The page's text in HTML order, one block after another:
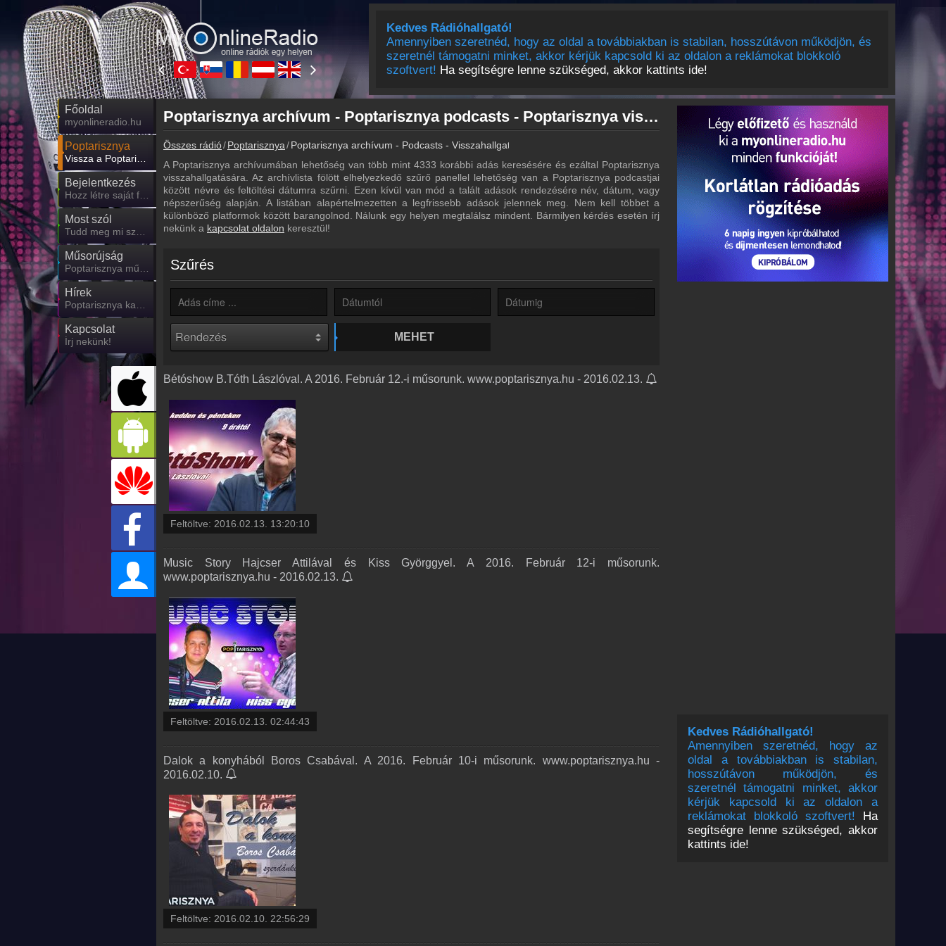
Kedves Rádióhallgató!
Amennyiben szeretnéd, hogy az oldal a továbbiakban is stabilan, hosszútávon működjön, és
szeretnél támogatni minket, akkor kérjük kapcsold ki az oldalon a reklámokat blokkoló
szoftvert! Ha segítségre lenne szükséged, akkor kattints ide!
Főoldal
myonlineradio.hu
Poptarisznya
Bejelentkezés
Most szól
Műsorújság
Hírek
Kapcsolat
Írj nekünk!
Kedves Rádióhallgató!
Amennyiben szeretnéd, hogy az
oldal a továbbiakban is stabilan,
hosszútávon működjön, és
szeretnél támogatni minket, akkor
kérjük kapcsold ki az oldalon a
reklámokat blokkoló szoftvert! Ha
segítségre lenne szükséged, akkor
kattints ide!
Poptarisznya archívum - Poptarisznya podcasts - Poptarisznya visszahallgatás
Összes rádió Poptarisznya
Poptarisznya archívum - Podcasts - Visszahallgatás
A Poptarisznya archívumában lehetőség van több mint 4333 korábbi adás keresésére és ezáltal Poptarisznya
visszahallgatására. Az archívlista fölött elhelyezkedő szűrő panellel lehetőség van a Poptarisznya podcastjai
között névre és feltöltési dátumra szűrni. Ezen kívül van mód a talált adások rendezésére név, dátum, vagy
népszerűség alapján. A listában alapértelmezetten a legfrissebb adások jelennek meg. Nem kell többet a
különböző platformok között barangolnod. Nálunk egy helyen megtalálsz mindent. Bármilyen kérdés esetén írj
nekünk a kapcsolat oldalon keresztül!
Szűrés
MEHET
Bétóshow B.Tóth Lászlóval. A 2016. Február 12.-i műsorunk. www.poptarisznya.hu - 2016.02.13.
Feltöltve: 2016.02.13. 13:20:10
Music Story Hajcser Attilával és Kiss Györggyel. A 2016. Február 12-i műsorunk.
www.poptarisznya.hu - 2016.02.13.
Feltöltve: 2016.02.13. 02:44:43
Dalok a konyhából Boros Csabával. A 2016. Február 10-i műsorunk. www.poptarisznya.hu -
2016.02.10.
Feltöltve: 2016.02.10. 22:56:29